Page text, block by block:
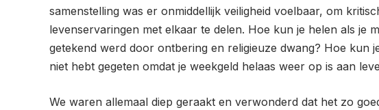
samenstelling was er onmiddellijk veiligheid voelbaar, om
levenservaringen met elkaar te delen. Hoe kun je helen als je
getekend werd door ontbering en religieuze dwang? Hoe kun
niet hebt gegeten omdat je weekgeld helaas weer op is aan
We waren allemaal diep geraakt en verwonderd dat het zo